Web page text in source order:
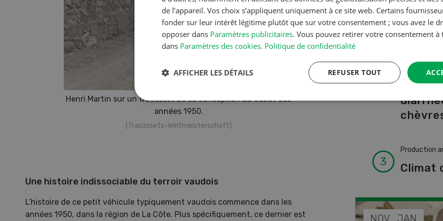
Henri Martin sur un tracasset de sa conception au début des
années 1950.
(Tracassets-Weltmeisterschaft)
Une histoire indissociable du terroir vaudois
L’histoire de ce petit véhicule typiquement vaudois commence dans les
années 1950, dans la région de La Côte. Plus spécifiquement, ce dernier est
A à Z
Production
faire
Production
Climat
NOV DÉC NOV JAN
de l’appareil. Vos choix s’appliquent uniquement à ce site web. Certains
fonder sur leur intérêt légitime plutôt que sur votre consentement ; vous avez le
opposer dans Paramètres publicitaires. Vous pouvez retirer votre consentement
dans Paramètres des cookies. Politique de confidentialité
REFUSER TOUT
AFFICHER LES DÉTAILS